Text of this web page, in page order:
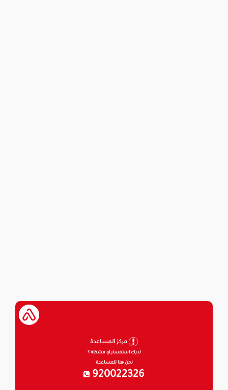
مركز المساعدة
لديك استفسار او مشكلة ؟
نحن هنا للمساعدة
920022326